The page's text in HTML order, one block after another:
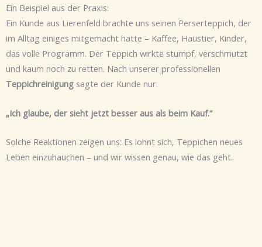
Ein Beispiel aus der Praxis:
Ein Kunde aus Lierenfeld brachte uns seinen Perserteppich, der
im Alltag einiges mitgemacht hatte – Kaffee, Haustier, Kinder,
das volle Programm. Der Teppich wirkte stumpf, verschmutzt
und kaum noch zu retten. Nach unserer professionellen
Teppichreinigung sagte der Kunde nur:
„Ich glaube, der sieht jetzt besser aus als beim Kauf.“
Solche Reaktionen zeigen uns: Es lohnt sich, Teppichen neues
Leben einzuhauchen – und wir wissen genau, wie das geht.